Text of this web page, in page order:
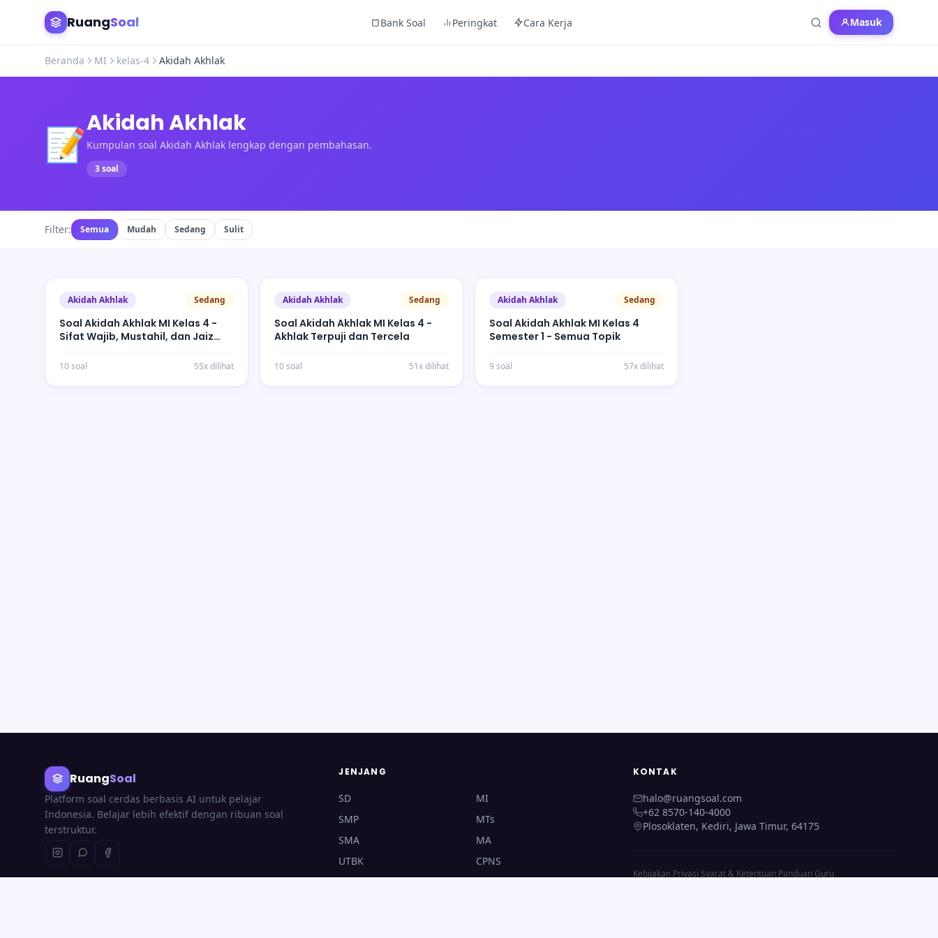
RuangSoal Bank Soal Peringkat Cara Kerja Masuk
Beranda MI kelas-4 Akidah Akhlak
📝Akidah Akhlak
Kumpulan soal Akidah Akhlak lengkap dengan pembahasan.
3 soal
Filter: Semua Mudah Sedang Sulit
Akidah Akhlak Sedang
Soal Akidah Akhlak MI Kelas 4 -
Sifat Wajib, Mustahil, dan Jaiz
10 soal 55x dilihat
Akidah Akhlak Sedang
Soal Akidah Akhlak MI Kelas 4 -
Akhlak Terpuji dan Tercela
10 soal 51x dilihat
Akidah Akhlak Sedang
Soal Akidah Akhlak MI Kelas 4
Semester 1 - Semua Topik
9 soal 57x dilihat
RuangSoal
Platform soal cerdas berbasis AI untuk pelajar
Indonesia. Belajar lebih efektif dengan ribuan soal
terstruktur.
JENJANG
SD
MI
SMP
MTs
SMA
MA
UTBK
CPNS
KONTAK
halo@ruangsoal.com
+62 8570-140-4000
Plosoklaten, Kediri, Jawa Timur, 64175
Kebijakan Privasi Syarat & Ketentuan· Panduan Guru